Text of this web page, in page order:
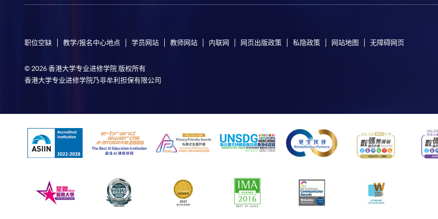
职位空缺 教学/报名中心地点 学员网站 教师网站 内联网 网页出版政策 私隐政策 网站地图 无障碍网页
© 2026 香港大学专业进修学院 版权所有
香港大学专业进修学院乃非牟利担保有限公司